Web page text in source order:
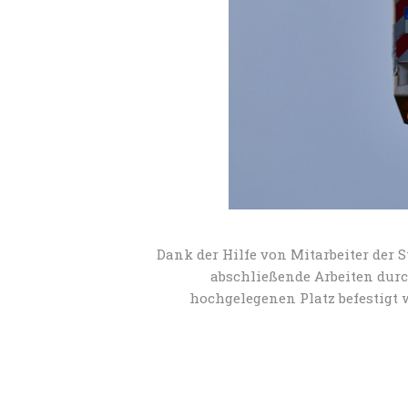
Dank der Hilfe von Mitarbeiter der
abschließende Arbeiten
hochgelegenen Platz befestigt